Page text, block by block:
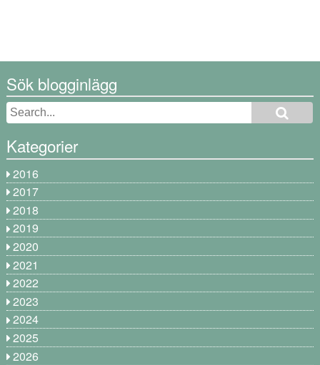
Sök blogginlägg
Kategorier
2016
2017
2018
2019
2020
2021
2022
2023
2024
2025
2026